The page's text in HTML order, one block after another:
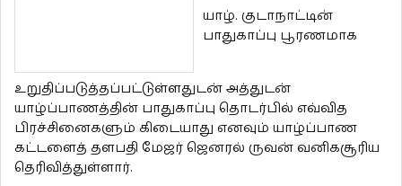
யாழ். குடாநாட்டின்
பாதுகாப்பு பூரணமாக
உறுதிப்படுத்தப்பட்டுள்ளதுடன் அத்துடன்
யாழ்ப்பாணத்தின் பாதுகாப்பு தொடர்பில் எவ்வித
பிரச்சினைகளும் கிடையாது எனவும் யாழ்ப்பாண
கட்டளைத் தளபதி மேஜர் ஜெனரல் ருவன் வனிகசூரிய
தெரிவித்துள்ளார்.